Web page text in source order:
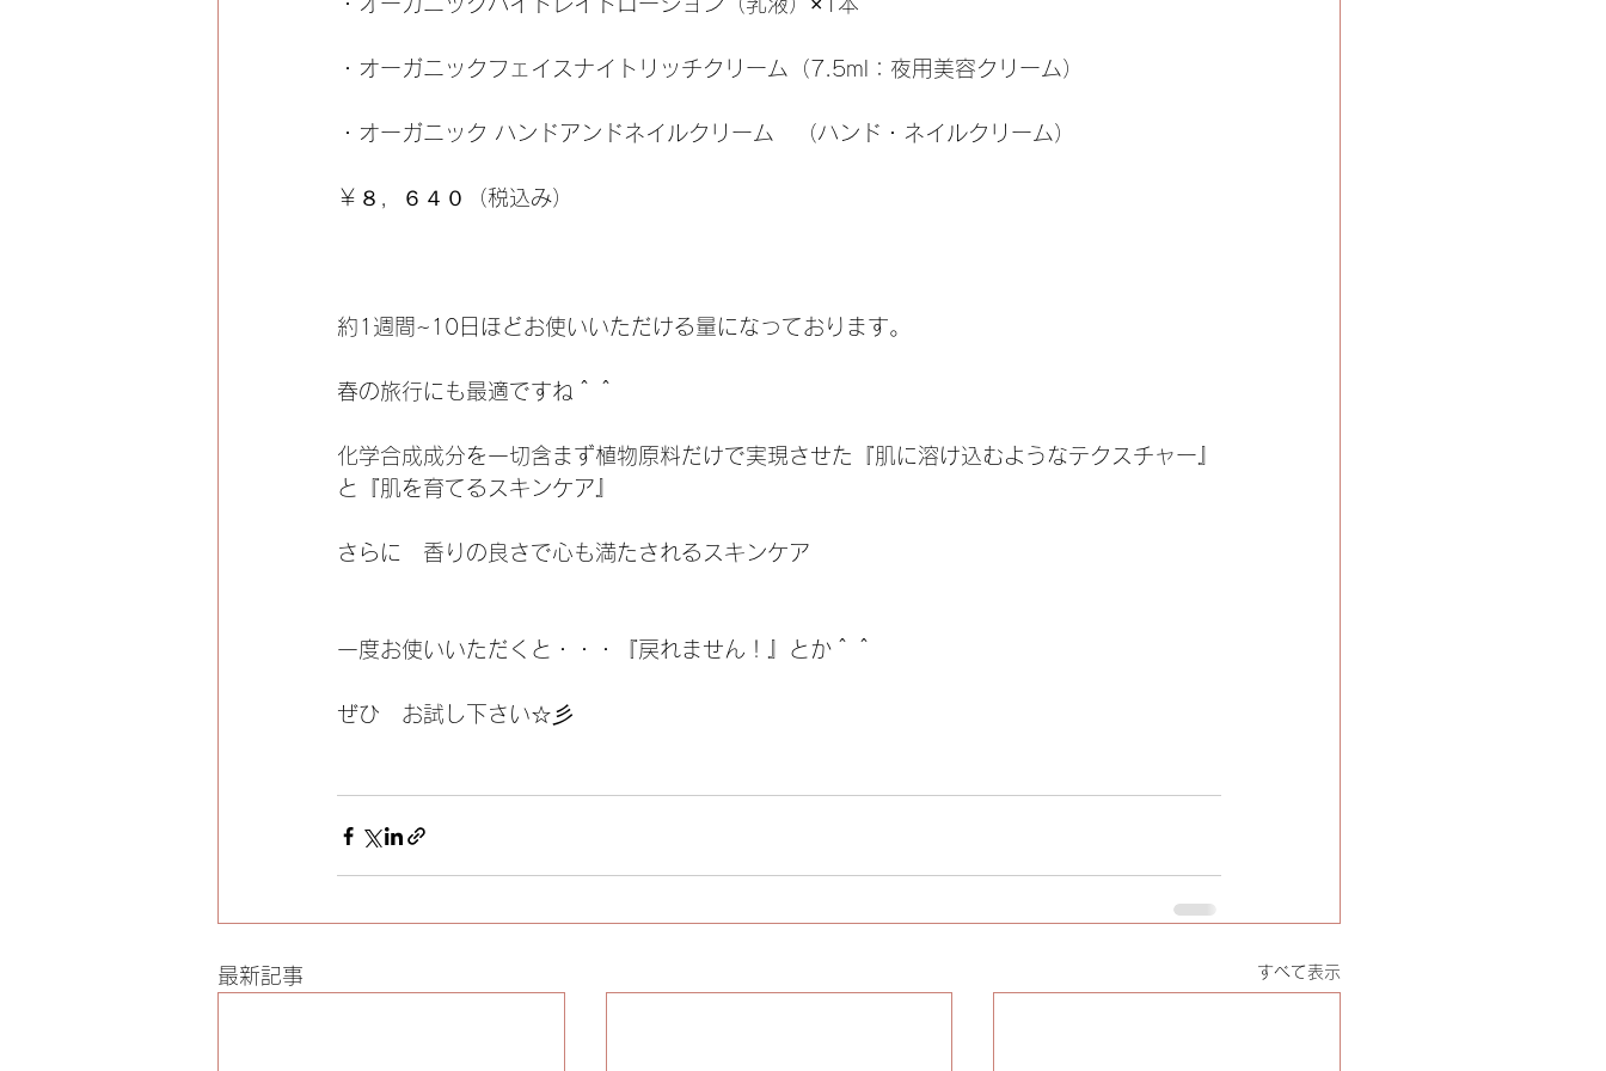
・オーガニックフェイスナイトリッチクリーム（7.5ml：夜用美容クリーム）
・オーガニック ハンドアンドネイルクリーム　（ハンド・ネイルクリーム）
￥８，６４０（税込み）
約1週間~10日ほどお使いいただける量になっております。
春の旅行にも最適ですね＾＾
化学合成成分を一切含まず植物原料だけで実現させた『肌に溶け込むようなテクスチャー』
と『肌を育てるスキンケア』
さらに　香りの良さで心も満たされるスキンケア
一度お使いいただくと・・・『戻れません！』とか＾＾
ぜひ　お試し下さい☆彡
最新記事 すべて表示